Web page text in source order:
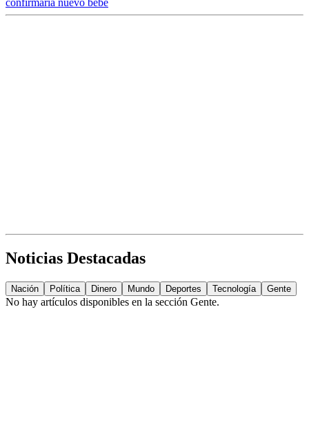
Noticias Destacadas
Nación Política Dinero Mundo Deportes Tecnología Gente
No hay artículos disponibles en la sección Gente.